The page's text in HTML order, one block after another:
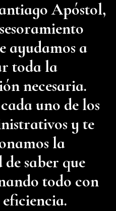
Apóstol,
ayudamos a
toda la
necesaria.
uno de los
y te
la
saber que
todo con